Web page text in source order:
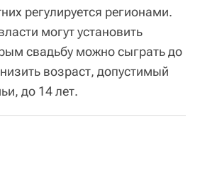
регулируется регионами.
могут установить
свадьбу можно сыграть до
возраст, допустимый
до 14 лет.